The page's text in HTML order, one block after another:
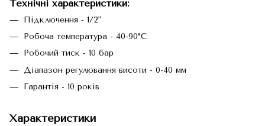
Технічні характеристики:
Підключення - 1/2"
Робоча температура - 40-90°С
Робочий тиск - 10 бар
Діапазон регулювання висоти - 0-40 мм
Гарантія - 10 років
Характеристики